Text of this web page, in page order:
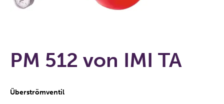
PM 512 von IMI TA
Überströmventil